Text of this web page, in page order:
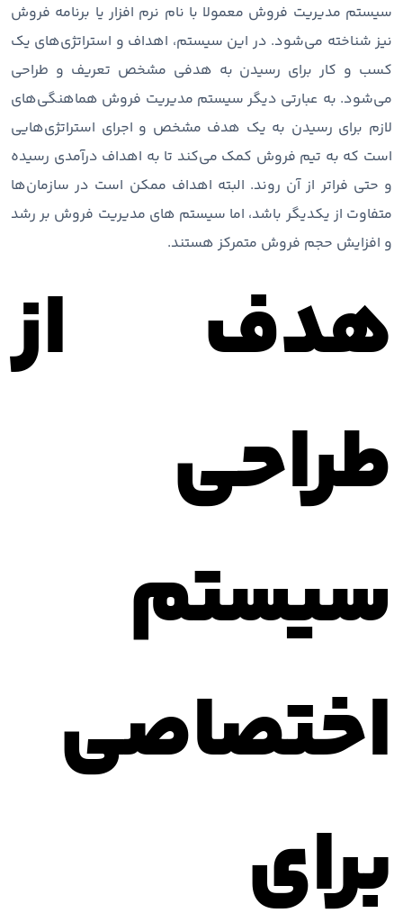
سیستم مدیریت فروش معمولا با نام نرم افزار یا برنامه فروش
نیز شناخته می‌شود. در این سیستم، اهداف و استراتژی‌های یک
کسب و کار برای رسیدن به هدفی مشخص تعریف و طراحی
می‌شود. به عبارتی دیگر سیستم مدیریت فروش هماهنگی‌های
لازم برای رسیدن به یک هدف مشخص و اجرای استراتژی‌هایی
است که به تیم فروش کمک می‌کند تا به اهداف درآمدی رسیده
و حتی فراتر از آن روند. البته اهداف ممکن است در سازمان‌ها
متفاوت از یکدیگر باشد، اما سیستم های مدیریت فروش بر رشد
و افزایش حجم فروش متمرکز هستند.
هدف از
طراحی
سیستم
اختصاصی
برای